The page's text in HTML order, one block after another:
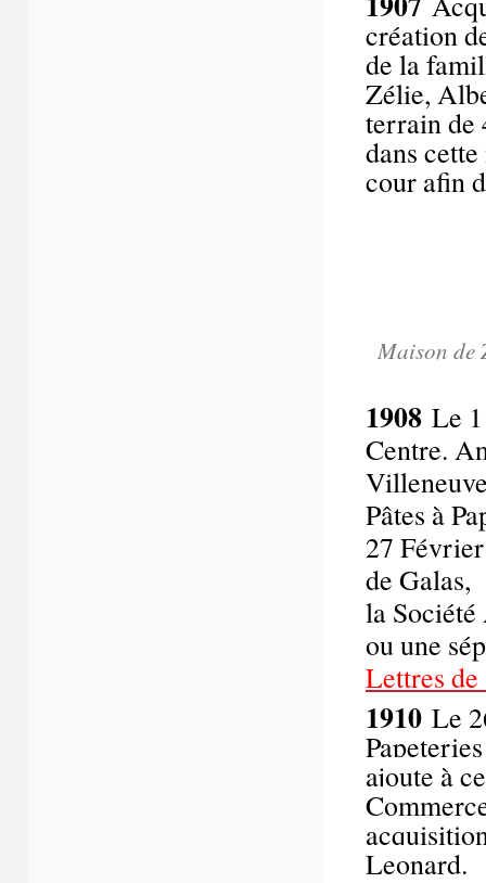
création
de la
Zélie,
terrain de
dans
cour afin
Maison de
1908 Le
Centre.
Pâtes à
27
de Galas,
la
ou une
Lettres
1910 Le
ajoute à
Leonard.